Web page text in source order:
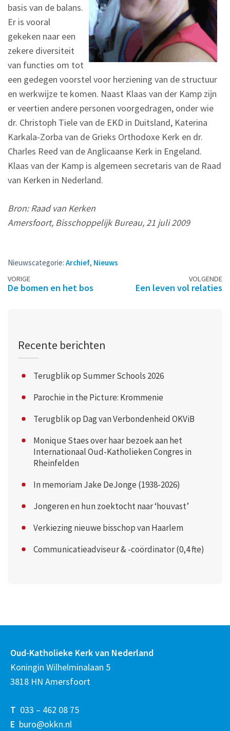
basis van de balans.
Er is vooral
gekeken naar een
zekere diversiteit
van functies om tot
een gedegen voorstel voor herziening van de structuur
en werkwijze te komen. Naast Klaas van der Kamp zijn
er veertien andere personen voorgedragen, onder wie
dr. Christoph Tiele van de EKD in Duitsland, Katerina
Karkala-Zorba van de Grieks Orthodoxe Kerk en dr.
Charles Reed van de Anglicaanse Kerk in Engeland.
Klaas van der Kamp is algemeen secretaris van de Raad
van Kerken in Nederland.
Bron: Raad van Kerken
Amersfoort, Bisschoppelijk Bureau, 21 juli 2009
Nieuwscategorie: Archief, Nieuws
Berichtennavigatie
VORIGE
De bomen en het bos
VOLGENDE
Een leven vol relaties
Recente berichten
Terugblik op Summer Schools 2026
Parochie in the Picture: Krommenie
Terugblik op Dag van Verbondenheid OKViB
Monique Staes over haar bezoek aan het
Internationaal Oud-Katholieken Congres in
Rheinfelden
In memoriam Jake DeJonge (1938-2026)
Jongeren en hun zoektocht naar ‘houvast’
Verkiezing nieuwe bisschop van Haarlem
Communicatieadviseur & -coördinator (0,4 fte)
Oud-Katholieke Kerk van Nederland
Koningin Wilhelminalaan 5
3818 HN Amersfoort
T 033 – 462 08 75
E buro@okkn.nl